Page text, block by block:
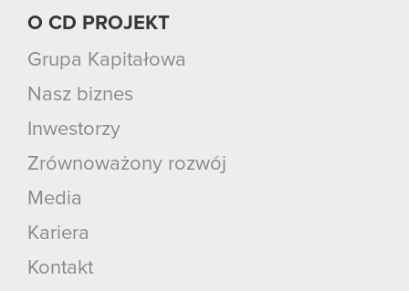
O CD PROJEKT
Grupa Kapitałowa
Nasz biznes
Inwestorzy
Zrównoważony rozwój
Media
Kariera
Kontakt